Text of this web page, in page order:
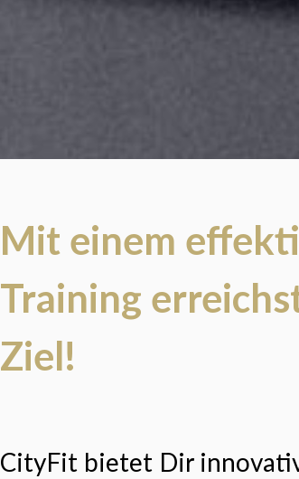
Mit einem
Training
Ziel!
CityFit bietet Dir